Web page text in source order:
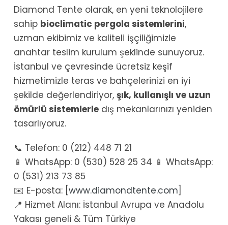
Diamond Tente olarak, en yeni teknolojilere
sahip bioclimatic pergola sistemlerini,
uzman ekibimiz ve kaliteli işçiliğimizle
anahtar teslim kurulum şeklinde sunuyoruz.
İstanbul ve çevresinde ücretsiz keşif
hizmetimizle teras ve bahçelerinizi en iyi
şekilde değerlendiriyor, şık, kullanışlı ve uzun
ömürlü sistemlerle dış mekanlarınızı yeniden
tasarlıyoruz.
📞 Telefon: 0 (212) 448 71 21
📱 WhatsApp: 0 (530) 528 25 34 📱 WhatsApp:
0 (531) 213 73 85
✉️ E-posta: [ www.diamondtente.com
📍 Hizmet Alanı: İstanbul Avrupa ve Anadolu
Yakası geneli & Tüm Türkiye